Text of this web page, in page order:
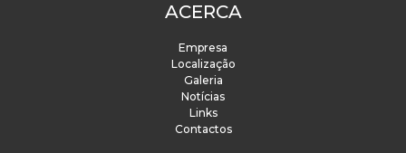
ACERCA
Empresa
Localização
Galeria
Notícias
Links
Contactos